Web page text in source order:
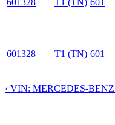
601328 T1 (TN) 601
601328 T1 (TN) 601
‹ VIN: MERCEDES-